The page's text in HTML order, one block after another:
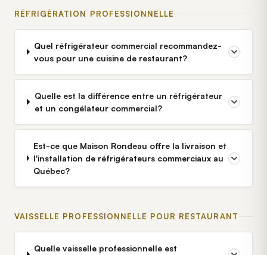
RÉFRIGÉRATION PROFESSIONNELLE
Quel réfrigérateur commercial recommandez-
vous pour une cuisine de restaurant?
Quelle est la différence entre un réfrigérateur
et un congélateur commercial?
Est-ce que Maison Rondeau offre la livraison et
l'installation de réfrigérateurs commerciaux au
Québec?
VAISSELLE PROFESSIONNELLE POUR RESTAURANT
Quelle vaisselle professionnelle est